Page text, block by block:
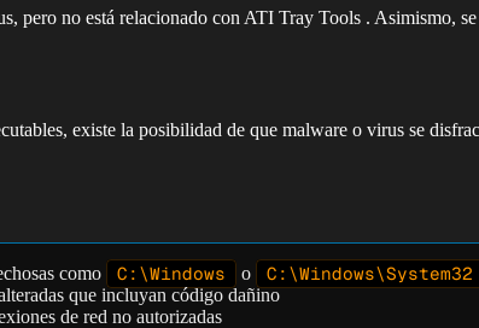
pero no está relacionado con ATI Tray Tools . Asimismo,
existe la posibilidad de que malware o virus se
como C:\Windows o C:\Windows\System32
que incluyan código dañino
de red no autorizadas